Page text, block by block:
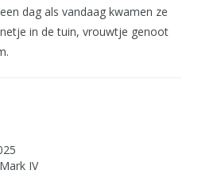
dag als vandaag kwamen ze
in de tuin, vrouwtje genoot
IV